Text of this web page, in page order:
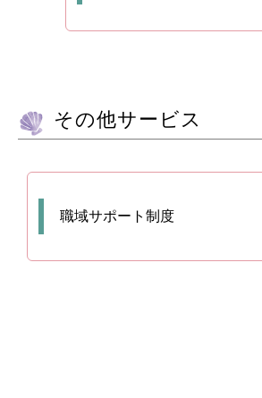
その他サービス
職域サポート制度